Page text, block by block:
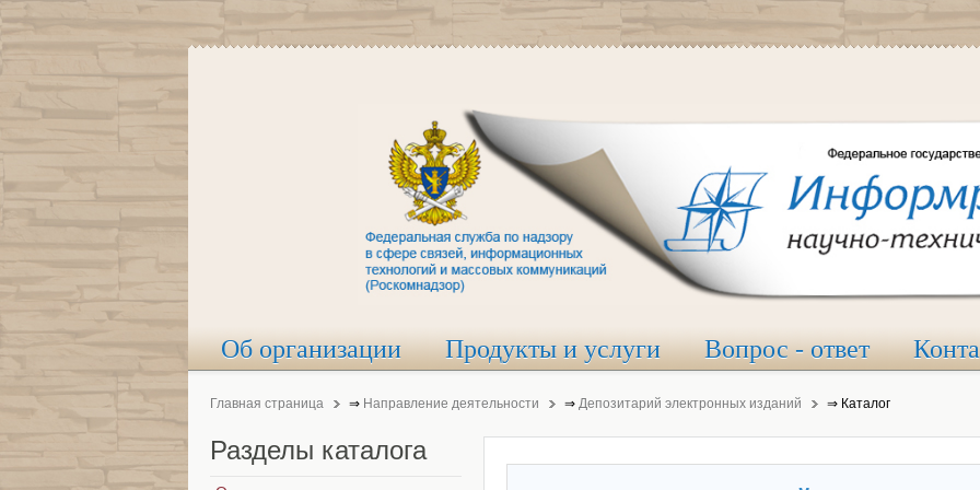
Об организации Продукты и услуги Вопрос - ответ
Главная страница ⇒ Направление деятельности ⇒ Депозитарий электронных изданий ⇒ Каталог
Разделы каталога